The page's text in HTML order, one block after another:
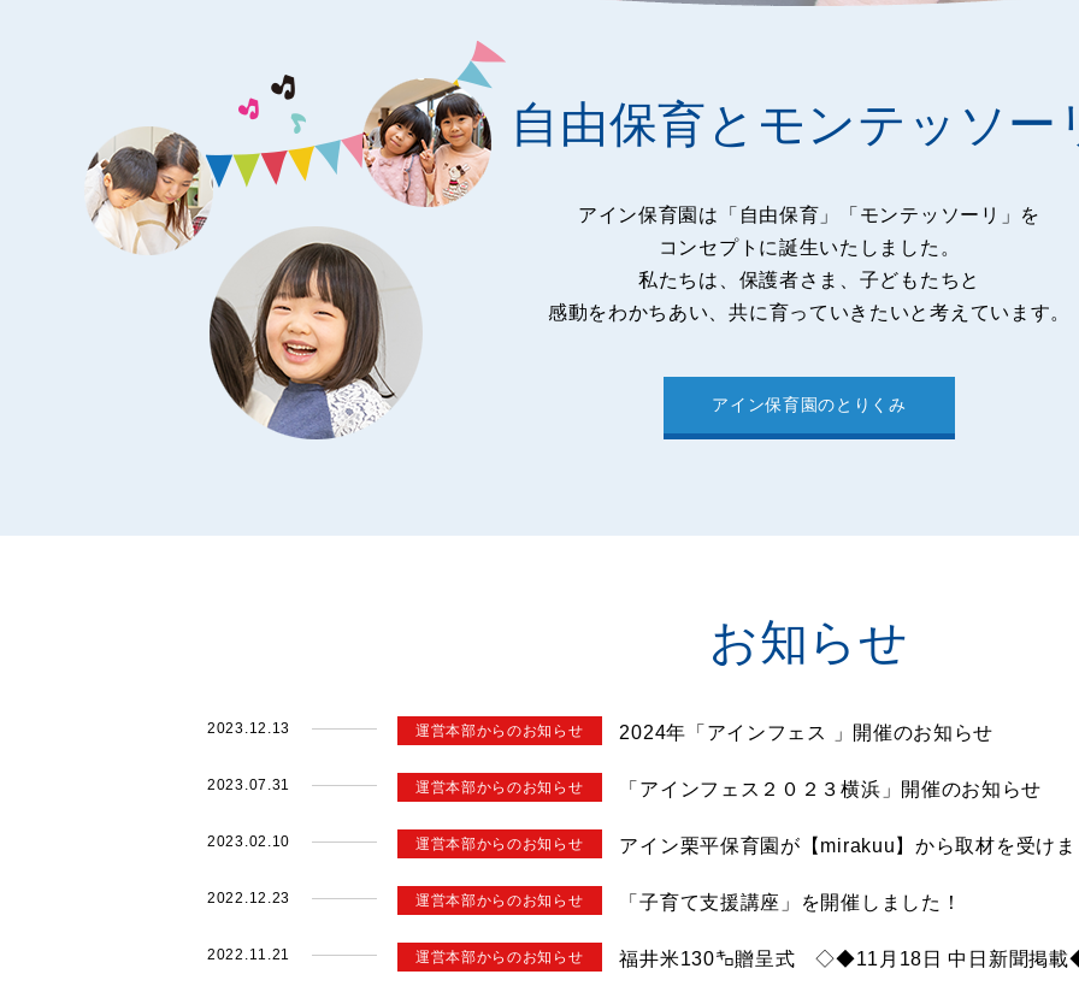
自由保育とモンテッソー
アイン保育園は「自由保育」「モンテッソーリ」を
コンセプトに誕生いたしました。
私たちは、保護者さま、子どもたちと
感動をわかちあい、共に育っていきたいと考えています。
アイン保育園のとりくみ
お知らせ
2023.12.13 運営本部からのお知らせ 2024年「アインフェス 」開催のお知らせ
2023.07.31 運営本部からのお知らせ 「アインフェス２０２３横浜」開催のお知らせ
2023.02.10 運営本部からのお知らせ アイン栗平保育園が【mirakuu】から取材を受け
2022.12.23 運営本部からのお知らせ 「子育て支援講座」を開催しました！
2022.11.21 運営本部からのお知らせ 福井米130㌔贈呈式 ◇◆11月18日 中日新聞掲